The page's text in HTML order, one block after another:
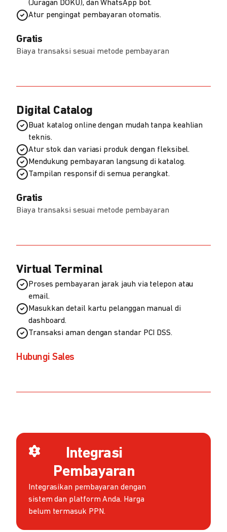
(Juragan DOKU), dan WhatsApp bot.
Atur pengingat pembayaran otomatis.
Gratis
Biaya transaksi sesuai metode pembayaran
Digital Catalog
Buat katalog online dengan mudah tanpa keahlian
teknis.
Atur stok dan variasi produk dengan fleksibel.
Mendukung pembayaran langsung di katalog.
Tampilan responsif di semua perangkat.
Gratis
Biaya transaksi sesuai metode pembayaran
Virtual Terminal
Proses pembayaran jarak jauh via telepon atau
email.
Masukkan detail kartu pelanggan manual di
dashboard.
Transaksi aman dengan standar PCI DSS.
Hubungi Sales
Integrasi
Pembayaran
Integrasikan pembayaran dengan
sistem dan platform Anda. Harga
belum termasuk PPN.